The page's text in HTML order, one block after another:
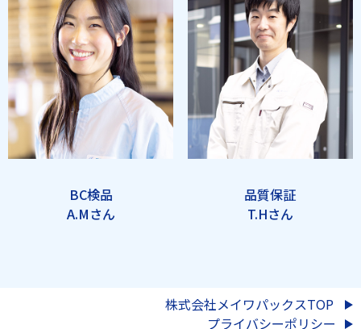
BC検品
A.Mさん
品質保証
T.Hさん
株式会社メイワパックスTOP
プライバシーポリシー